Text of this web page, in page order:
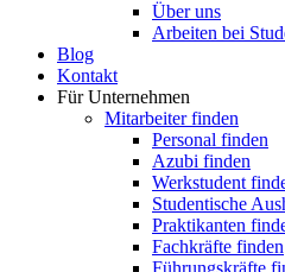
Über uns
Arbeiten bei
Blog
Kontakt
Für Unternehmen
Mitarbeiter finden
Personal finden
Azubi finden
Werkstudent
Studentische
Praktikanten
Fachkräfte finden
Führungskräfte